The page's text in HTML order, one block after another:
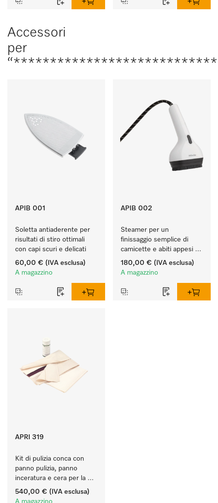
Accessori
per
APIB 001
Soletta antiaderente per
risultati di stiro ottimali
con capi scuri e delicati
60,00 € (IVA esclusa)
A magazzino
APIB 002
Steamer per un
finissaggio semplice di
camicette e abiti appesi
sulle grucce.
180,00 € (IVA esclusa)
A magazzino
APRI 319
Kit di pulizia conca con
panno pulizia, panno
inceratura e cera per la
cura ottimale della conca.
540,00 € (IVA esclusa)
A magazzino